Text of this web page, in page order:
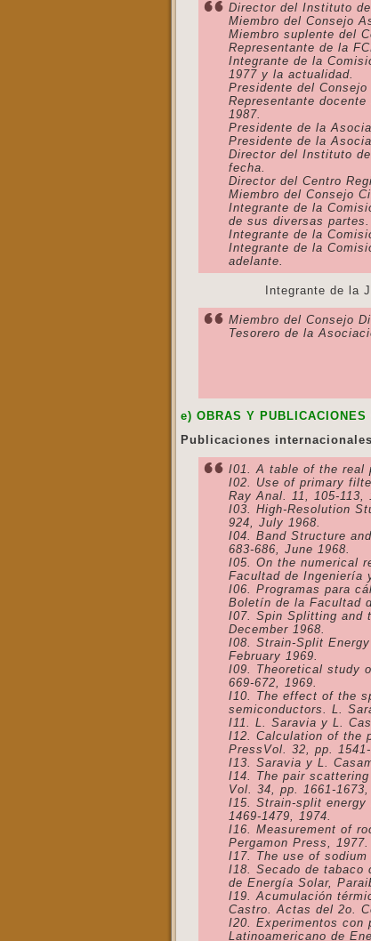
Director del Instituto
Miembro del Consejo
Miembro suplente del
Representante de la
Integrante de la
1977 y la actualidad.
Presidente del
Representante
1987.
Presidente de la
Presidente de la
Director del Instituto
fecha.
Director del Centro
Miembro del Consejo
Integrante de la
de sus diversas
Integrante de la
Integrante de la
adelante.
Integrante de la Junta
Miembro del Consejo
Tesorero de la
e) OBRAS Y
Publicaciones
I01. A table of the real
I02. Use of primary
Ray Anal. 11, 105-113,
I03. High-Resolution
924, July 1968.
I04. Band Structure
683-686, June 1968.
I05. On the numerical
Facultad de Ingeniería
I06. Programas para
Boletín de la Facultad
I07. Spin Splitting and
December 1968.
I08. Strain-Split
February 1969.
I09. Theoretical study
669-672, 1969.
I10. The effect of the
semiconductors. L.
I11. L. Saravia y L.
I12. Calculation of the
PressVol. 32, pp.
I13. Saravia y L.
I14. The pair
Vol. 34, pp. 1661-1673,
I15. Strain-split
1469-1479, 1974.
I16. Measurement of
Pergamon Press, 1977.
I17. The use of
I18. Secado de tabaco
de Energía Solar,
I19. Acumulación
Castro. Actas del 2o.
I20. Experimentos con
Latinoamericano de